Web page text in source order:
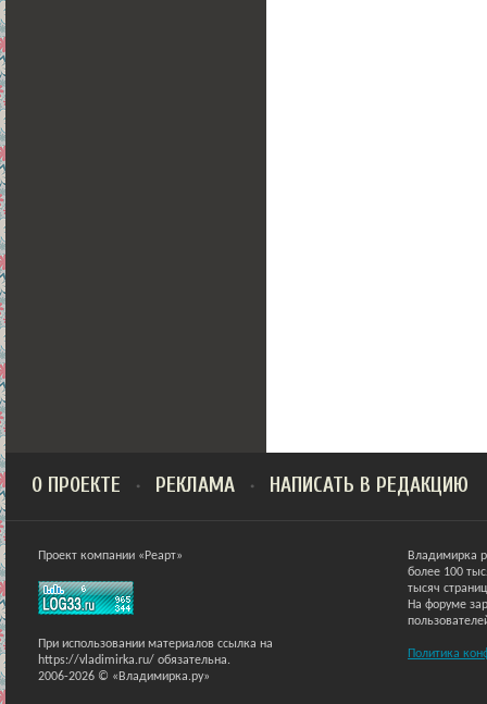
О ПРОЕКТЕ РЕКЛАМА НАПИСАТЬ В РЕДАКЦИЮ
Проект компании «Реарт»
При использовании материалов ссылка на
https://vladimirka.ru/ обязательна.
2006-2026 © «Владимирка.ру»
Владимирка
более 100
тысяч
На форуме
Политика